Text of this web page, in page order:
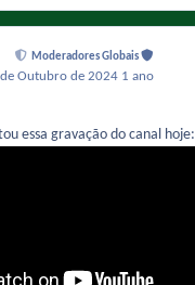
Moderadores Globais
Outubro de 2024 1 ano
essa gravação do canal hoje: